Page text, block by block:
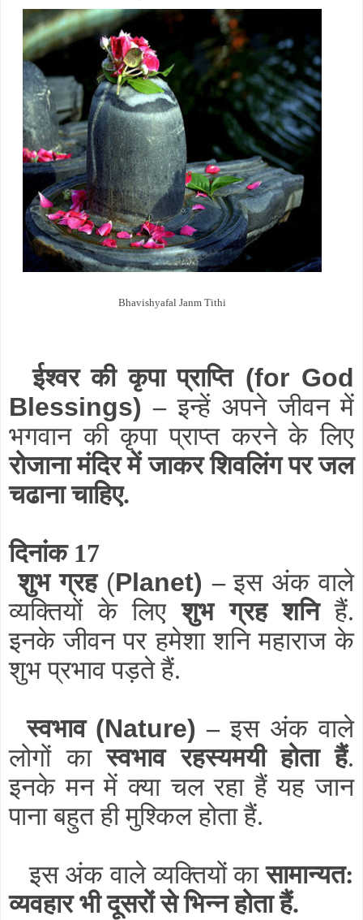
Bhavishyafal Janm Tithi
ईश्वर की कृपा प्राप्ति (for God
Blessings)–इन्हें अपने जीवन में
भगवान की कृपा प्राप्त करने के लिए
रोजाना मंदिर में जाकर शिवलिंग पर जल
चढाना चाहिए.
दिनांक 17
शुभ ग्रह (Planet) –इस अंक वाले
व्यक्तियों के लिएशुभ ग्रह शनिहैं.
इनके जीवन पर हमेशा शनि महाराज के
शुभ प्रभाव पड़ते हैं.
स्वभाव (Nature) –इस अंक वाले
लोगों कास्वभाव रहस्यमयी होता हैं.
इनके मन में क्या चल रहा हैं यह जान
पाना बहुत ही मुश्किल होता हैं.
इस अंक वाले व्यक्तियों कासामान्यत:
व्यवहार भी दूसरों से भिन्न होता हैं.